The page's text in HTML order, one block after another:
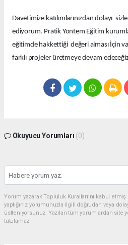
Davetimize katılımlarınızdan dolayı
ediyorum. Pratik Yöntem Eğitim
eğitimde hakkettiği değeri alması İçin
farklı projeler üretmeye devam
Okuyucu Yorumları (0)
Yorum yazarak Topluluk Kuralları’nı kabul
yaptığınız yorumunuzla ilgili doğrudan veya
üstleniyorsunuz. Yazılan tüm yorumlardan
tutulamaz.